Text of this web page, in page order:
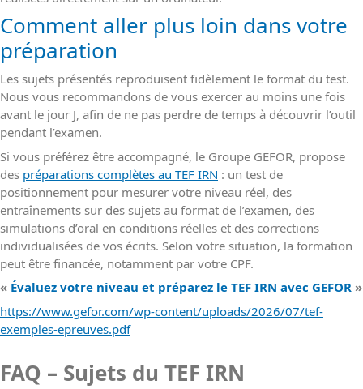
Comment aller plus loin dans votre
préparation
Les sujets présentés reproduisent fidèlement le format du test.
Nous vous recommandons de vous exercer au moins une fois
avant le jour J, afin de ne pas perdre de temps à découvrir l’outil
pendant l’examen.
Si vous préférez être accompagné, le Groupe GEFOR, propose
des préparations complètes au TEF IRN : un test de
positionnement pour mesurer votre niveau réel, des
entraînements sur des sujets au format de l’examen, des
simulations d’oral en conditions réelles et des corrections
individualisées de vos écrits. Selon votre situation, la formation
peut être financée, notamment par votre CPF.
« Évaluez votre niveau et préparez le TEF IRN avec GEFOR »
https://www.gefor.com/wp-content/uploads/2026/07/tef-
exemples-epreuves.pdf
FAQ – Sujets du TEF IRN